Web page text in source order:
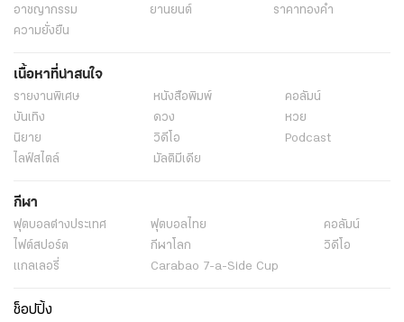
อาชญากรรม
ยานยนต์
ราคาทองคำ
ความยั่งยืน
เนื้อหาที่น่าสนใจ
รายงานพิเศษ หนังสือพิมพ์
คอลัมน์
บันเทิง
ดวง
หวย
นิยาย
วิดีโอ
Podcast
ไลฟ์สไตล์
มัลติมีเดีย
กีฬา
ฟุตบอลต่่างประเทศ ฟุตบอลไทย
คอลัมน์
ไฟต์สปอร์ต
กีฬาโลก
วิดีโอ
แกลเลอรี่
Carabao 7-a-Side Cup
ช็อปปิ้ง